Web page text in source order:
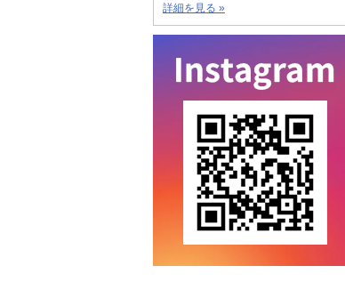
詳細を見る »